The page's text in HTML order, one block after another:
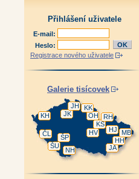
Přihlášení uživatele
E-mail:
Heslo:
Registrace nového uživatele
Galerie tisícovek
JA
HH
MB
HJ
HV
NH
KS
RH
ŠP
ŠU
OH
JK
KK
ČL
JH
KH